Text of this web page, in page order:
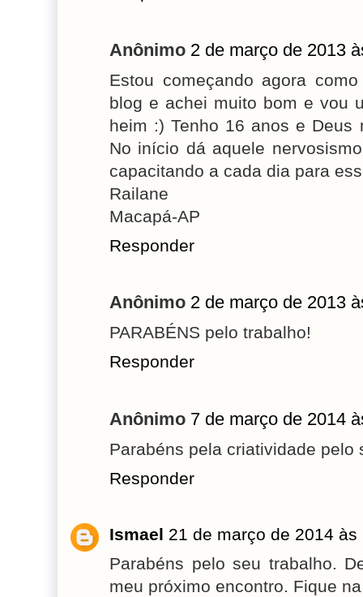
Anônimo 2 de março de 2013
Estou começando agora
blog e achei muito bom e vou
heim :) Tenho 16 anos e
No início dá aquele
capacitando a cada dia para
Railane
Macapá-AP
Responder
Anônimo 2 de março de 2013
PARABÉNS pelo trabalho!
Responder
Anônimo 7 de março de 2014
Parabéns pela criatividade pelo
Responder
Ismael 21 de março de 2014 às
Parabéns pelo seu trabalho.
meu próximo encontro. Fique